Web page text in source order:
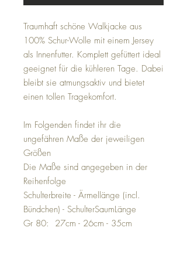
Traumhaft schöne Walkjacke aus
100% Schur-Wolle mit einem Jersey
als Innenfutter. Komplett gefüttert ideal
geeignet für die kühleren Tage. Dabei
bleibt sie atmungsaktiv und bietet
einen tollen Tragekomfort.
Im Folgenden findet ihr die
ungefähren Maße der jeweiligen
Größen
Die Maße sind angegeben in der
Reihenfolge
Schulterbreite - Ärmellänge (incl.
Bündchen) - SchulterSaumLänge
Gr 80: 27cm - 26cm - 35cm